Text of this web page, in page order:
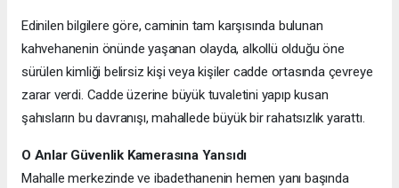
Edinilen bilgilere göre, caminin tam karşısında bulunan
kahvehanenin önünde yaşanan olayda, alkollü olduğu öne
sürülen kimliği belirsiz kişi veya kişiler cadde ortasında çevreye
zarar verdi. Cadde üzerine büyük tuvaletini yapıp kusan
şahısların bu davranışı, mahallede büyük bir rahatsızlık yarattı.
O Anlar Güvenlik Kamerasına Yansıdı
Mahalle merkezinde ve ibadethanenin hemen yanı başında